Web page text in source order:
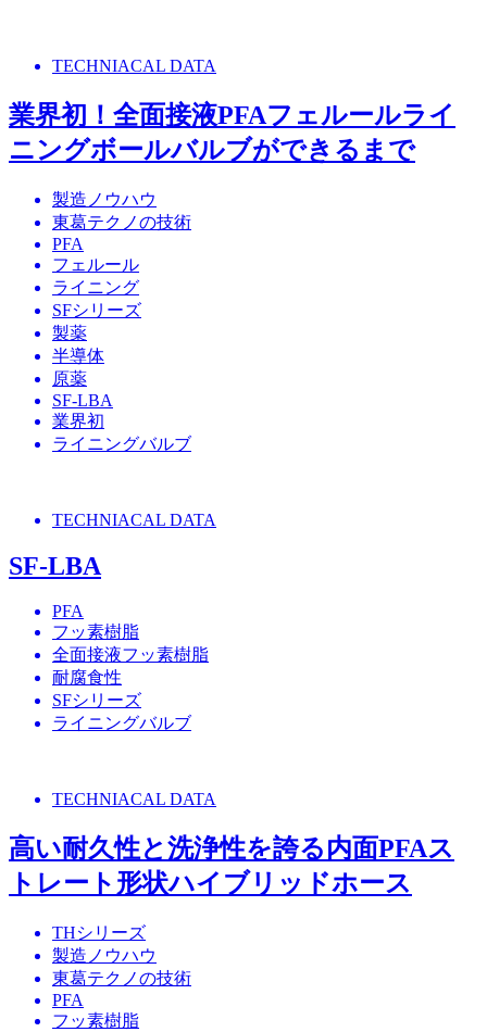
TECHNIACAL DATA
業界初！全面接液PFAフェルールライ
ニングボールバルブができるまで
製造ノウハウ
東葛テクノの技術
PFA
フェルール
ライニング
SFシリーズ
製薬
半導体
原薬
SF-LBA
業界初
ライニングバルブ
TECHNIACAL DATA
SF-LBA
PFA
フッ素樹脂
全面接液フッ素樹脂
耐腐食性
SFシリーズ
ライニングバルブ
TECHNIACAL DATA
高い耐久性と洗浄性を誇る内面PFAス
トレート形状ハイブリッドホース
THシリーズ
製造ノウハウ
東葛テクノの技術
PFA
フッ素樹脂